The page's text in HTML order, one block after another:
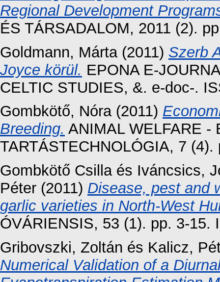
Regional Development
ÉS TÁRSADALOM, 2011 (2).
Goldmann, Márta(2011) Szerb
Joyce körül. EPONA E-
CELTIC STUDIES, &. e-doc-.
Gombkötő, Nóra(2011)
Breeding. ANIMAL WELFARE -
TARTÁSTECHNOLÓGIA, 7
Gombkötő Csillaés Iváncsics,
Péter (2011) Disease, pest and
garlic varieties in North-West
ÓVÁRIENSIS, 53 (1). pp. 3-15.
Gribovszki, Zoltán és Kalicz,
Numerical Validation of a